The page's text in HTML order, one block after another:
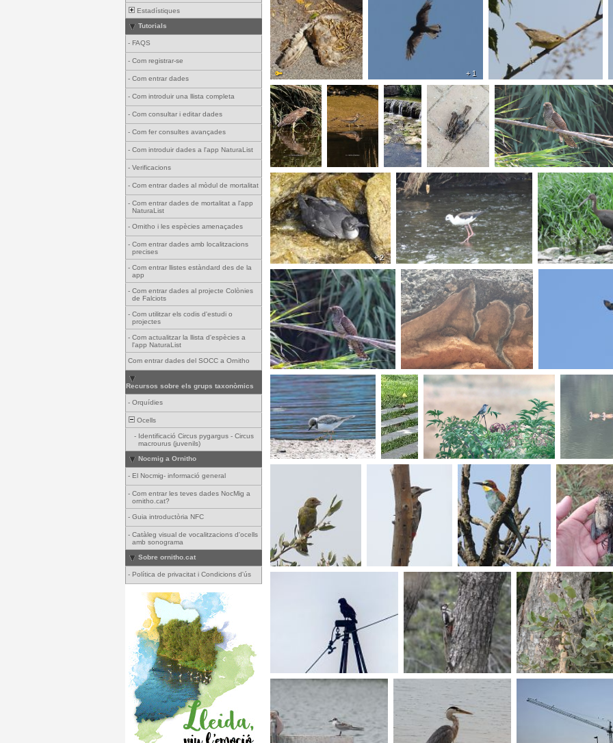
Estadístiques
Tutorials
- FAQS
- Com registrar-se
- Com entrar dades
- Com introduir una llista completa
- Com consultar i editar dades
- Com fer consultes avançades
- Com introduir dades a l'app NaturaList
- Verificacions
- Com entrar dades al mòdul de mortalitat
- Com entrar dades de mortalitat a l'app
NaturaList
- Ornitho i les espècies amenaçades
- Com entrar dades amb localitzacions
precises
- Com entrar llistes estàndard des de la
app
- Com entrar dades al projecte Colònies
de Falciots
- Com utilitzar els codis d'estudi o
projectes
- Com actualitzar la llista d'espècies a
l'app NaturaList
Com entrar dades del SOCC a Ornitho
Recursos sobre els grups taxonòmics
- Orquídies
Ocells
- Identificació Circus pygargus - Circus
macrourus (juvenils)
Nocmig a Ornitho
- El Nocmig- informació general
- Com entrar les teves dades NocMig a
ornitho.cat?
- Guia introductòria NFC
- Catàleg visual de vocalitzacions d'ocells
amb sonograma
Sobre ornitho.cat
- Política de privacitat i Condicions d'ús
+ 1
+ 2